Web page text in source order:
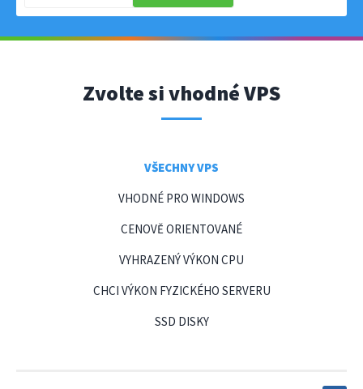
Zvolte si vhodné VPS
VŠECHNY VPS
VHODNÉ PRO WINDOWS
CENOVĚ ORIENTOVANÉ
VYHRAZENÝ VÝKON CPU
CHCI VÝKON FYZICKÉHO SERVERU
SSD DISKY